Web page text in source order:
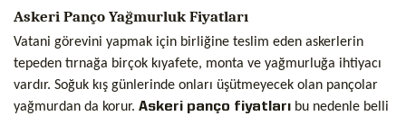
Askeri Panço Yağmurluk Fiyatları
Vatani görevini yapmak için birliğine teslim eden askerlerin
tepeden tırnağa birçok kıyafete, monta ve yağmurluğa ihtiyacı
vardır. Soğuk kış günlerinde onları üşütmeyecek olan pançolar
yağmurdan da korur. Askeri panço fiyatları bu nedenle belli